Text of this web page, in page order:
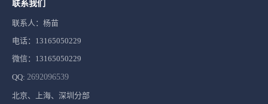
联系我们
联系人：杨苗
电话：13165050229
微信：13165050229
QQ: 2692096539
北京、上海、深圳分部